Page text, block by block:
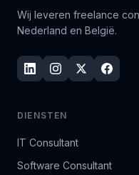
Wij leveren freelance
Nederland en België.
DIENSTEN
IT Consultant
Software Consultant